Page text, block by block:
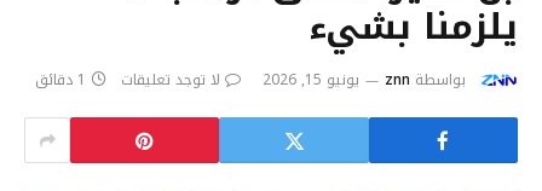
يلزمنا بشيء
بواسطة znn يونيو 15, 2026 لا توجد تعليقات 1 دقائق